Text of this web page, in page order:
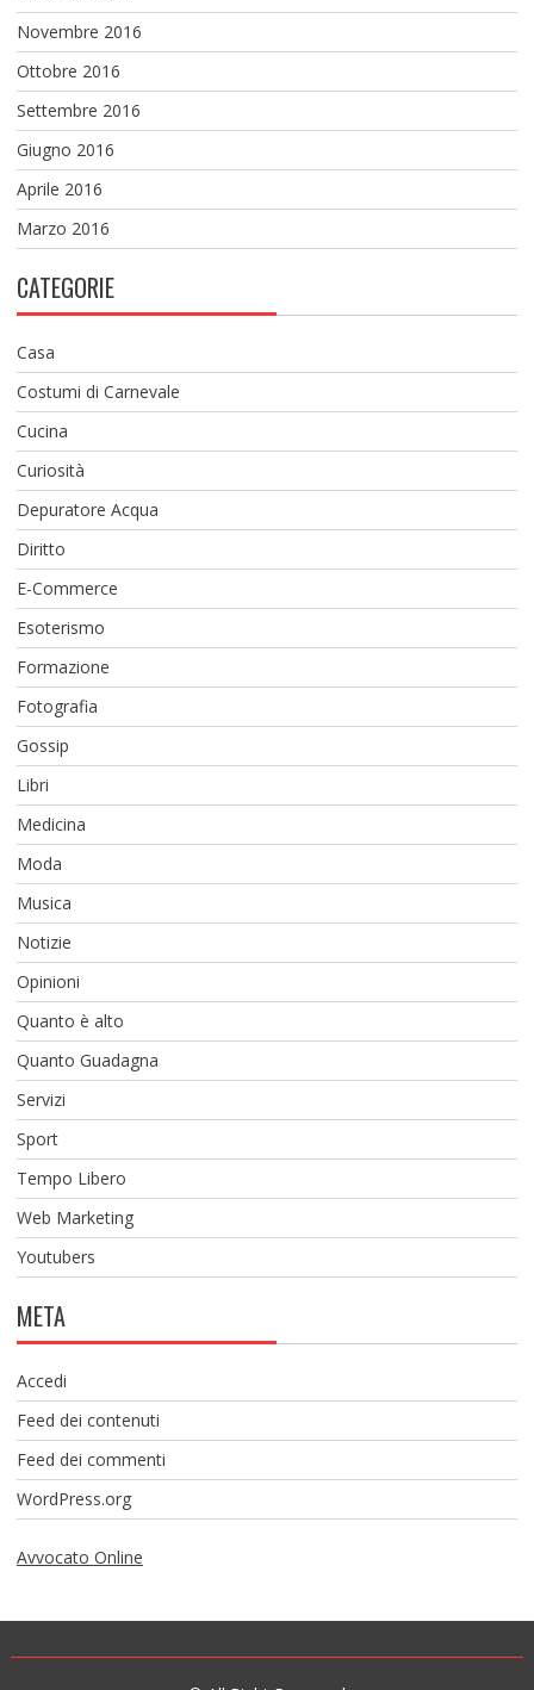
Novembre 2016
Ottobre 2016
Settembre 2016
Giugno 2016
Aprile 2016
Marzo 2016
CATEGORIE
Casa
Costumi di Carnevale
Cucina
Curiosità
Depuratore Acqua
Diritto
E-Commerce
Esoterismo
Formazione
Fotografia
Gossip
Libri
Medicina
Moda
Musica
Notizie
Opinioni
Quanto è alto
Quanto Guadagna
Servizi
Sport
Tempo Libero
Web Marketing
Youtubers
META
Accedi
Feed dei contenuti
Feed dei commenti
WordPress.org
Avvocato Online